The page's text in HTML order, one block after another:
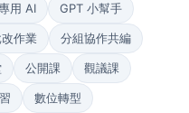
用 AI GPT 小幫手
作業 分組協作共編
公開課 觀議課
數位轉型